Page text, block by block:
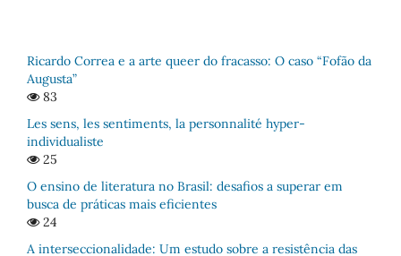
Ricardo Correa e a arte queer do fracasso: O caso “Fofão da
Augusta”
83
Les sens, les sentiments, la personnalité hyper-
individualiste
25
O ensino de literatura no Brasil: desafios a superar em
busca de práticas mais eficientes
24
A interseccionalidade: Um estudo sobre a resistência das